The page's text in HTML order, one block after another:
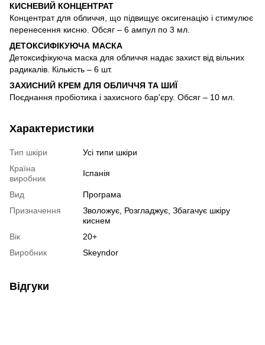
КИСНЕВИЙ КОНЦЕНТРАТ
Концентрат для обличчя, що підвищує оксигенацію і стимулює
перенесення кисню. Обсяг – 6 ампул по 3 мл.
ДЕТОКСИФІКУЮЧА МАСКА
Детоксифікуюча маска для обличчя надає захист від вільних
радикалів. Кількість – 6 шт.
ЗАХИСНИЙ КРЕМ ДЛЯ ОБЛИЧЧЯ ТА ШИЇ
Поєднання пробіотика і захисного бар'єру. Обсяг – 10 мл.
Характеристики
Тип шкіри
Усі типи шкіри
Країна
виробник
Іспанія
Вид
Програма
Призначення
Зволожує, Розгладжує, Збагачує шкіру
киснем
Вік
20+
Виробник
Skeyndor
Відгуки